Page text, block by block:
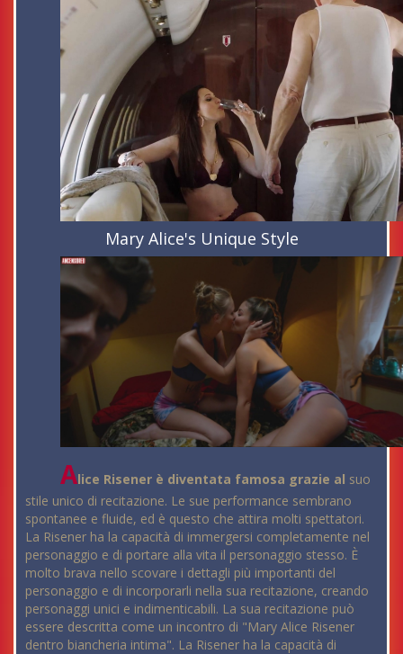
Mary Alice's Unique Style
Alice Risener è diventata famosa grazie al suo
stile unico di recitazione. Le sue performance sembrano
spontanee e fluide, ed è questo che attira molti spettatori.
La Risener ha la capacità di immergersi completamente nel
personaggio e di portare alla vita il personaggio stesso. È
molto brava nello scovare i dettagli più importanti del
personaggio e di incorporarli nella sua recitazione, creando
personaggi unici e indimenticabili. La sua recitazione può
essere descritta come un incontro di "Mary Alice Risener
dentro biancheria intima". La Risener ha la capacità di